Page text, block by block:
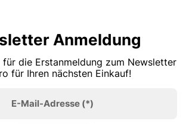
Anmeldung
für die Erstanmeldung zum Newsletter
für Ihren nächsten Einkauf!
E-Mail-Adresse (*)